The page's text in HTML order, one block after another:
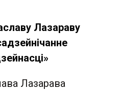
Лазараву
Лазарава